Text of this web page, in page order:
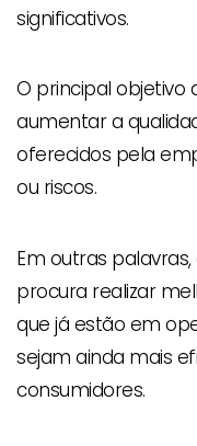
significativos.
O principal objetivo
aumentar a
oferecidos pela
ou riscos.
Em outras
procura realizar
que já estão em
sejam ainda mais
consumidores.